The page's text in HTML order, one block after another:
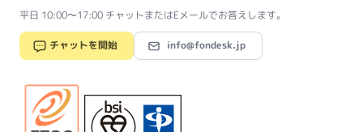
平日 10:00〜17:00 チャットまたはEメールでお答えします。
チャットを開始 info@fondesk.jp